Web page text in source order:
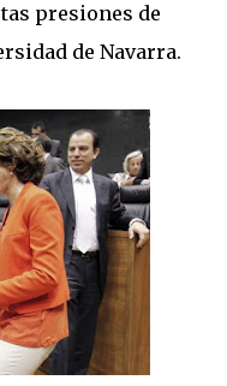
presiones de
de Navarra.